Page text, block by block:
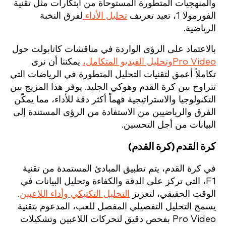
والمنهجيات المتطورة المستوحاة من ابتكارات مثل تقنية
الفورمولا 1، تعيد تعريف
تحليل الأداء لفرق النخبة
الرياضية.
بالاعتماد على الرؤى الواردة في مناقشات كاتابولت حول
Pro Video وتحليل الفيديو المتكامل، يمكننا أن نرى
تكاملاً أعمق لتقنيات التحليل المتطورة في الرياضات التي
تتراوح بين كرة القدم وهوكي الجليد. يوفر هذا المزيج بين
التكنولوجيا والاستراتيجية فهماً أكثر دقة للأداء، مما يمكّن
الفرق والرياضيين من الاستفادة من الرؤى المستندة إلى
البيانات من أجل التحسين.
كرة القدم (كرة القدم)
في كرة القدم، يتم تطبيق المبادئ المستمدة من تقنية
F1، التي تركز على الدقة والكفاءة وتحليل البيانات في
الوقت الحقيقي، لتعزيز
التحليل التكتيكي وأداء اللاعبين.
يسمح التحليل التفصيلي المفصل للعب، المدعوم بتقنية
Pro Video بفحص دقيق لتحركات اللاعبين وتشكيلات